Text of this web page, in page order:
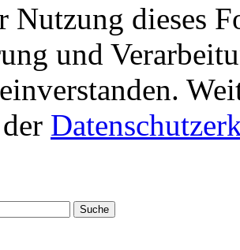
Nutzung dieses
und